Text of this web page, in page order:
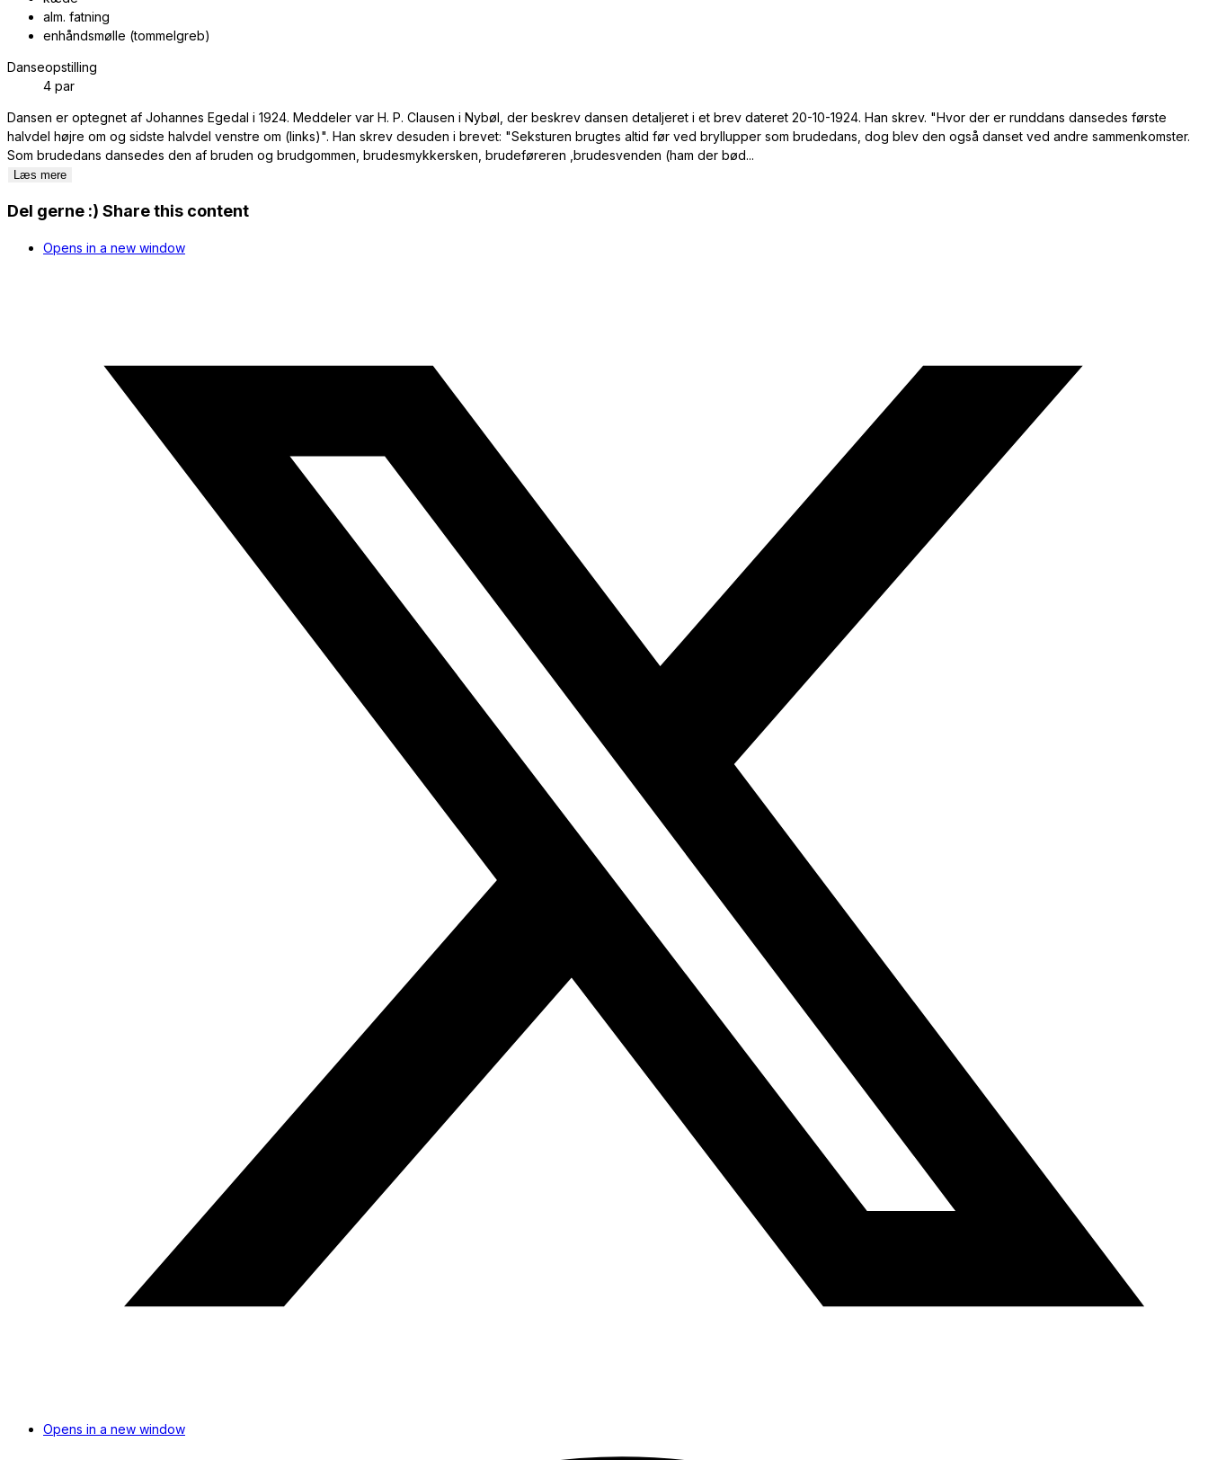
alm. fatning
enhåndsmølle (tommelgreb)
Danseopstilling
4 par
Dansen er optegnet af Johannes Egedal i 1924. Meddeler var H. P. Clausen i Nybøl, der beskrev dansen detaljeret i et brev dateret 20-10-1924. Han skrev. "Hvor der er runddans dansedes første
halvdel højre om og sidste halvdel venstre om (links)". Han skrev desuden i brevet: "Seksturen brugtes altid før ved bryllupper som brudedans, dog blev den også danset ved andre sammenkomster.
Som brudedans dansedes den af bruden og brudgommen, brudesmykkersken, brudeføreren ,brudesvenden (ham der bød...
Læs mere
Del gerne :) Share this content
Opens in a new window
Opens in a new window